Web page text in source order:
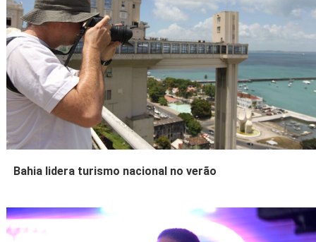
Bahia lidera turismo nacional no verão